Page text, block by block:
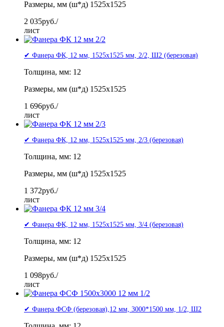
Размеры, мм (ш*д) 1525x1525
2 035руб./
лист
✔ Фанера ФК, 12 мм, 1525x1525 мм, 2/2, Ш2 (березовая)
Толщина, мм: 12
Размеры, мм (ш*д) 1525x1525
1 696руб./
лист
✔ Фанера ФК, 12 мм, 1525x1525 мм, 2/3 (березовая)
Толщина, мм: 12
Размеры, мм (ш*д) 1525x1525
1 372руб./
лист
✔ Фанера ФК, 12 мм, 1525x1525 мм, 3/4 (березовая)
Толщина, мм: 12
Размеры, мм (ш*д) 1525x1525
1 098руб./
лист
✔ Фанера ФСФ (березовая),12 мм, 3000*1500 мм, 1/2, Ш2